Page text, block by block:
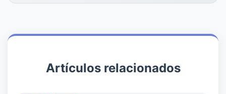
Artículos relacionados